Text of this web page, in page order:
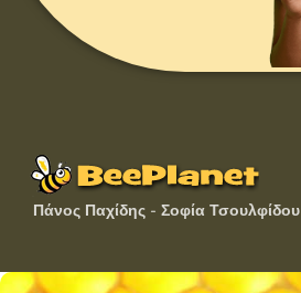
Πάνος Παχίδης - Σοφία Τσουλφίδου